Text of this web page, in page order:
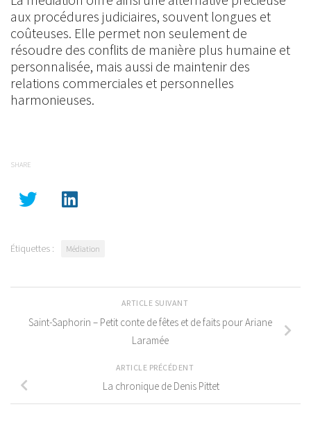
aux procédures judiciaires, souvent longues et
coûteuses. Elle permet non seulement de
résoudre des conflits de manière plus humaine et
personnalisée, mais aussi de maintenir des
relations commerciales et personnelles
harmonieuses.
SHARE
Étiquettes : Médiation
ARTICLE SUIVANT
Saint-Saphorin – Petit conte de fêtes et de faits pour Ariane
Laramée
ARTICLE PRÉCÉDENT
La chronique de Denis Pittet